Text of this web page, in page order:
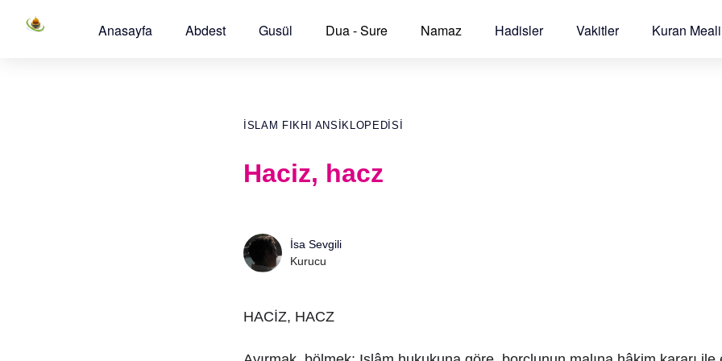
Anasayfa Abdest Gusül Dua - Sure Namaz Hadisler Vakitler Kuran Meali
İSLAM FIKHI ANSIKLOPEDISI
Haciz, hacz
İsa Sevgili
Kurucu
HACİZ, HACZ